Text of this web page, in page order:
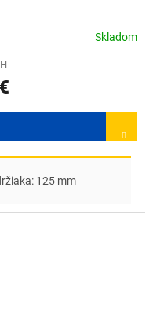
Skladom
125 mm